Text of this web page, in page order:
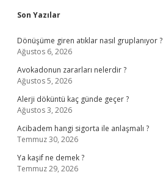
Sidebar
Son Yazılar
Dönüşüme giren atıklar nasıl gruplanıyor ?
Ağustos 6, 2026
Avokadonun zararları nelerdir ?
Ağustos 5, 2026
Alerji döküntü kaç günde geçer ?
Ağustos 3, 2026
Acibadem hangi sigorta ile anlaşmalı ?
Temmuz 30, 2026
Ya kaşif ne demek ?
Temmuz 29, 2026